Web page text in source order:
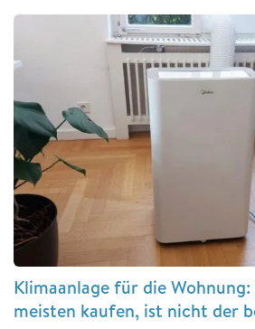
Klimaanlage für die
meisten kaufen, ist nicht der